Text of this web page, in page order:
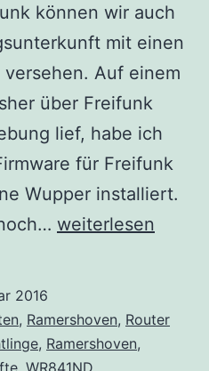
können wir auch
mit einen
Auf einem
über Freifunk
lief, habe ich
für Freifunk
Wupper installiert.
Neu
weiterlesen
2016
, Ramershoven, Router
, Ramershoven,
, WR841ND